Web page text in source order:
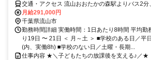
交通・アクセス 流山おおたかの森駅よりバス2
月給291,000円
千葉県流山市
勤務時間詳細 実働時間：1日あたり8時間 平均勤
り19日 〜 21日 ＜ 月～土 ＞ ■学校のある日／平
(内、実働8h) ■学校のない日／土曜・長期...
仕事内容 ★＼子どもたちの放課後を支える♪／★